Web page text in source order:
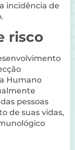
incidência de
risco
Humano
pessoas
de suas vidas,